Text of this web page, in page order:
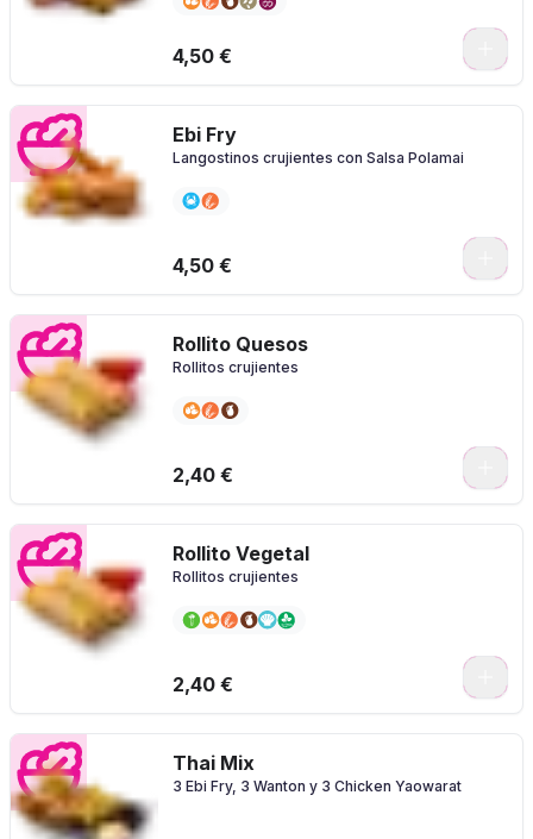
4,50 €
Ebi Fry
Langostinos crujientes con Salsa Polamai
4,50 €
Rollito Quesos
Rollitos crujientes
2,40 €
Rollito Vegetal
Rollitos crujientes
2,40 €
Thai Mix
3 Ebi Fry, 3 Wanton y 3 Chicken Yaowarat